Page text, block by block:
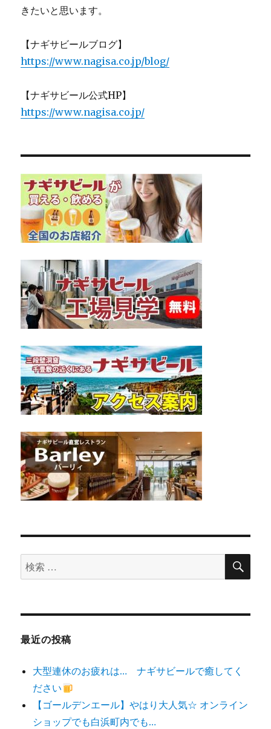
きたいと思います。
【ナギサビールブログ】
https://www.nagisa.co.jp/blog/
【ナギサビール公式HP】
https://www.nagisa.co.jp/
検
索
象:
検
最近の投稿
大型連休のお疲れは… ナギサビールで癒してく
ださい
【ゴールデンエール】やはり大人気☆ オンライン
ショップでも白浜町内でも…